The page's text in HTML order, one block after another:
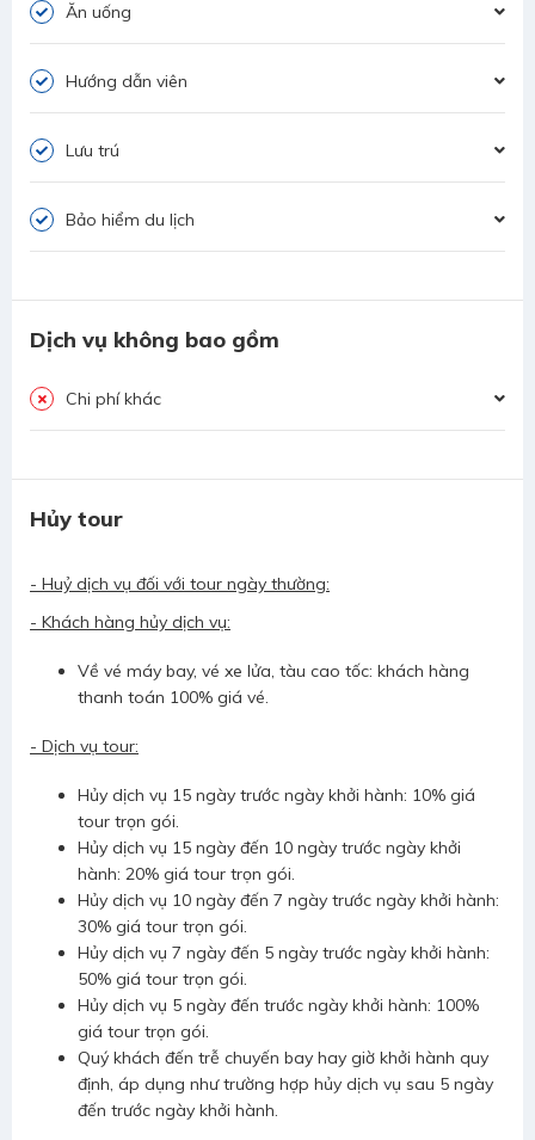
Ăn uống
Hướng dẫn viên
Lưu trú
Bảo hiểm du lịch
Dịch vụ không bao gồm
Chi phí khác
Hủy tour
- Huỷ dịch vụ đối với tour ngày thường:
- Khách hàng hủy dịch vụ:
Về vé máy bay, vé xe lửa, tàu cao tốc: khách hàng
thanh toán 100% giá vé.
- Dịch vụ tour:
Hủy dịch vụ 15 ngày trước ngày khởi hành: 10% giá
tour trọn gói.
Hủy dịch vụ 15 ngày đến 10 ngày trước ngày khởi
hành: 20% giá tour trọn gói.
Hủy dịch vụ 10 ngày đến 7 ngày trước ngày khởi hành:
30% giá tour trọn gói.
Hủy dịch vụ 7 ngày đến 5 ngày trước ngày khởi hành:
50% giá tour trọn gói.
Hủy dịch vụ 5 ngày đến trước ngày khởi hành: 100%
giá tour trọn gói.
Quý khách đến trễ chuyến bay hay giờ khởi hành quy
định, áp dụng như trường hợp hủy dịch vụ sau 5 ngày
đến trước ngày khởi hành.